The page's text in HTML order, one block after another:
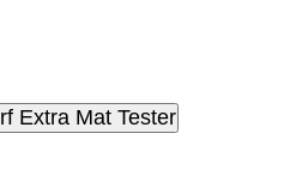
Extra Mat Tester